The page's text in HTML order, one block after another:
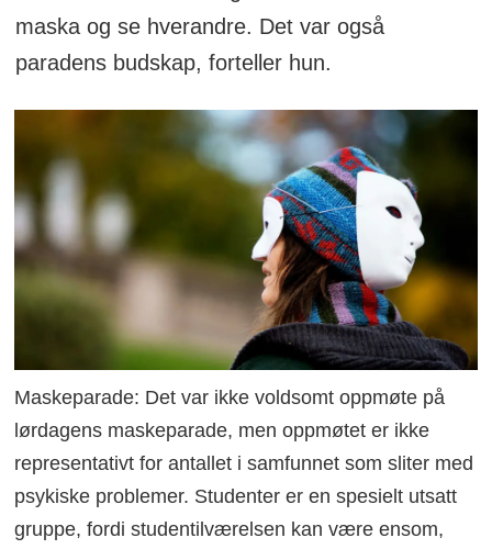
maska og se hverandre. Det var også
paradens budskap, forteller hun.
Maskeparade: Det var ikke voldsomt oppmøte på
lørdagens maskeparade, men oppmøtet er ikke
representativt for antallet i samfunnet som sliter med
psykiske problemer. Studenter er en spesielt utsatt
gruppe, fordi studentilværelsen kan være ensom,